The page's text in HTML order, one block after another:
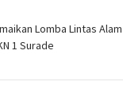
Lomba Lintas
1 Surade